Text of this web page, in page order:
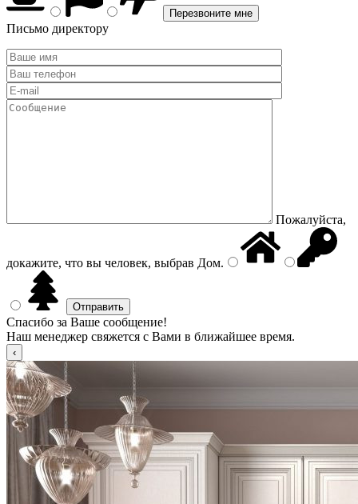
Письмо директору
Пожалуйста,
докажите, что вы человек, выбрав Дом.
Спасибо за Ваше сообщение!
Наш менеджер свяжется с Вами в ближайшее время.